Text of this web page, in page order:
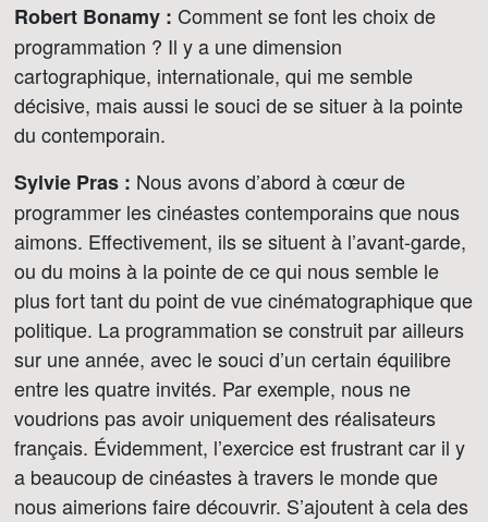
Robert Bonamy : Comment se font les choix de
programmation ? Il y a une dimension
cartographique, internationale, qui me semble
décisive, mais aussi le souci de se situer à la pointe
du contemporain.
Sylvie Pras : Nous avons d’abord à cœur de
programmer les cinéastes contemporains que nous
aimons. Effectivement, ils se situent à l’avant-garde,
ou du moins à la pointe de ce qui nous semble le
plus fort tant du point de vue cinématographique que
politique. La programmation se construit par ailleurs
sur une année, avec le souci d’un certain équilibre
entre les quatre invités. Par exemple, nous ne
voudrions pas avoir uniquement des réalisateurs
français. Évidemment, l’exercice est frustrant car il y
a beaucoup de cinéastes à travers le monde que
nous aimerions faire découvrir. S’ajoutent à cela des